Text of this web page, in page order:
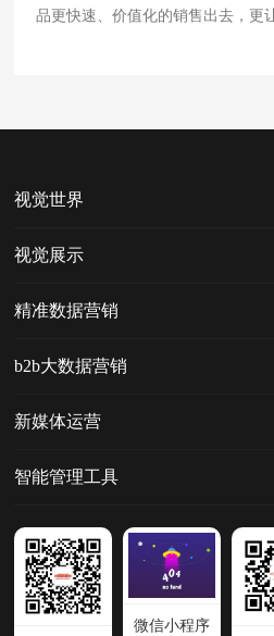
品更快速、价值化的销售出去，更
视觉世界
视觉展示
精准数据营销
b2b大数据营销
新媒体运营
智能管理工具
微信小程序